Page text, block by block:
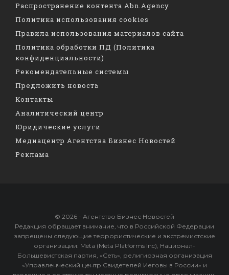
Распространение контента Abn.Agency
Политика использования cookies
Правила использования материалов сайта
Политика обработки ПД (Политика
конфиденциальности)
Рекомендательные системы
Предложить новость
Контакты
Аналитический центр
Юридические услуги
Медиацентр Агентства Бизнес Новостей
Реклама
© 2026 - Агентство Бизнес Новостей
Редакция обращает внимание, что в Российской Федерации
запрещены следующие террористические и экстремистские
организации: Meta (Meta Platforms Inc), Национал-
Большевистская партия, «Сеть», религиозная организация
«Управленческий центр Свидетелей Иеговы в России» и